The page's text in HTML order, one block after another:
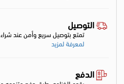
التوصيل
تمتع بتوصيل سريع وأمن عند
لمعرفة لمزيد
الدفع